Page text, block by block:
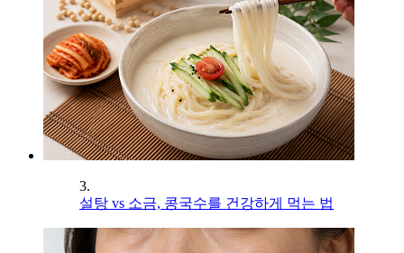
3.
설탕 vs 소금, 콩국수를 건강하게 먹는 법